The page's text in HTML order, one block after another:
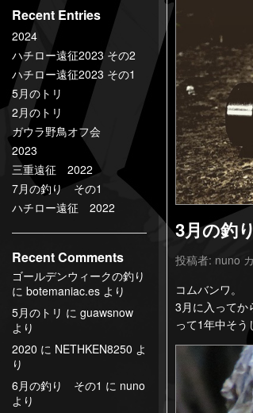
Recent Entries
2024
ハチロー遠征2023 その2
ハチロー遠征2023 その1
5月のトリ
2月のトリ
ガウラ野鳥オフ会
2023
三重遠征 2022
7月の釣り その1
ハチロー遠征 2022
Recent Comments
ゴールデンウィークの釣り
に botemaniac.es より
5月のトリ に guawsnow
より
2020 に NETHKEN8250 よ
り
6月の釣り その1 に nuno
より
3月の釣
投稿者: nuno
コムバンワ。
3月に入ってか
って1年中そう